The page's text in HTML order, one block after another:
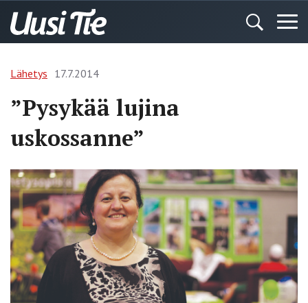
Lähetys 17.7.2014
”Pysykää lujina
uskossanne”